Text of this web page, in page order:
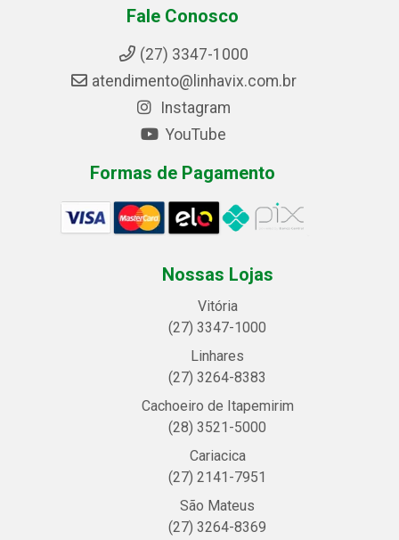
Fale Conosco
(27) 3347-1000
atendimento@linhavix.com.br
Instagram
YouTube
Formas de Pagamento
Nossas Lojas
Vitória
(27) 3347-1000
Linhares
(27) 3264-8383
Cachoeiro de Itapemirim
(28) 3521-5000
Cariacica
(27) 2141-7951
São Mateus
(27) 3264-8369